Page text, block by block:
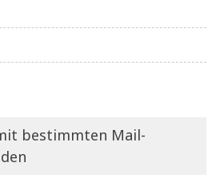
bestimmten Mail-